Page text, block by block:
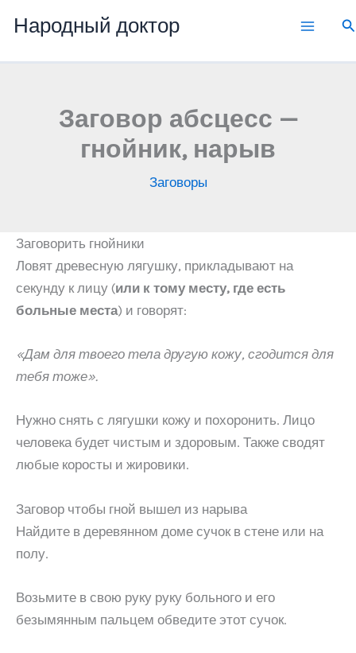
Народный доктор
Заговор абсцесс —
гнойник, нарыв
Заговоры
Заговорить гнойники
Ловят древесную лягушку, прикладывают на
секунду к лицу (или к тому месту, где есть
больные места) и говорят:
«Дам для твоего тела другую кожу, сгодится для
тебя тоже».
Нужно снять с лягушки кожу и похоронить. Лицо
человека будет чистым и здоровым. Также сводят
любые коросты и жировики.
Заговор чтобы гной вышел из нарыва
Найдите в деревянном доме сучок в стене или на
полу.
Возьмите в свою руку руку больного и его
безымянным пальцем обведите этот сучок.